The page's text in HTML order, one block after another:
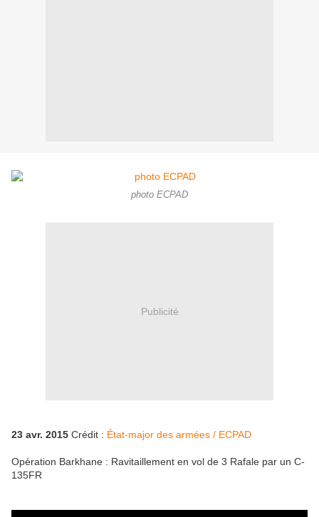
photo ECPAD
Publicité
23 avr. 2015 Crédit : État-major des armées / ECPAD
Opération Barkhane : Ravitaillement en vol de 3 Rafale par un C-
135FR